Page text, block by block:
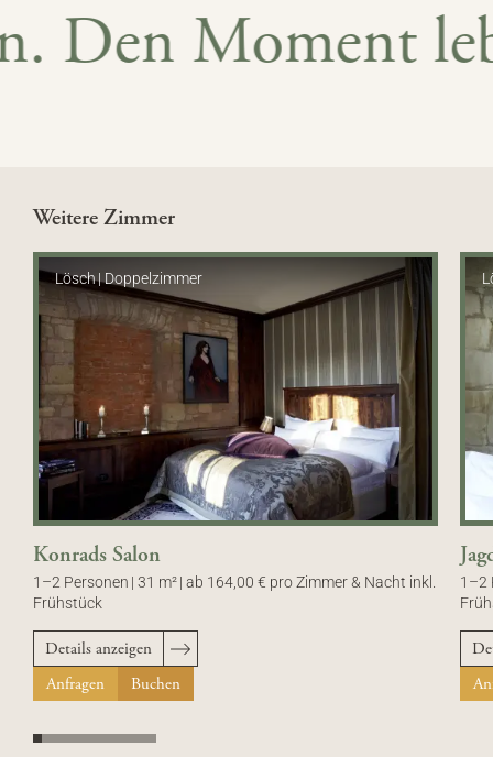
Den Moment
Weitere Zimmer
Lösch|Doppelzimmer
Konrads Salon
1–2 Personen | 31 m²| ab 164,00 € pro Zimmer & Nacht inkl.
Frühstück
Details anzeigen
Anfragen
Buchen
1–2